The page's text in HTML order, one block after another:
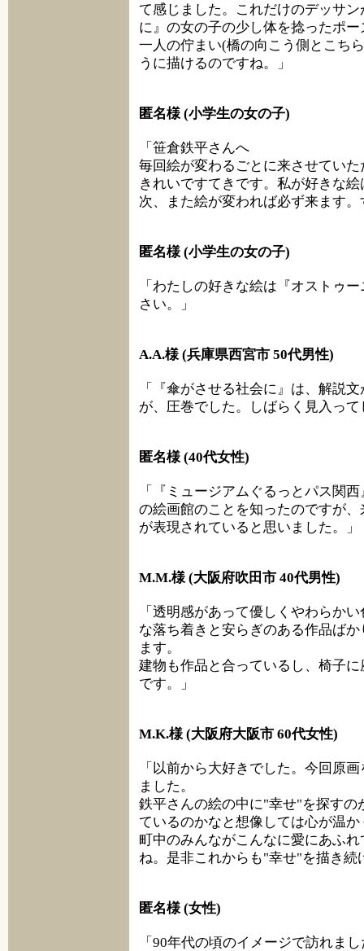
て感じました。これだけのデッサ
に』の女の子の少し体を捻ったポ
一人の佇まい(橋の向こう側とこち
うに描けるのですね。」
匿名様 (小学生の女の子)
「笹倉鉄平さんへ
毎回絵が変わるごとに来させてい
きれいですてきです。私が好きな
次、また絵が変われば必ず来ます
匿名様 (小学生の女の子)
「わたしの好きな絵は『オストゥ
さい。」
A.A.様 (兵庫県西宮市 50代男性)
「『傘がさせる社会に』は、解説
が、圧巻でした。しばらく見入っ
匿名様 (40代女性)
「『ミュージアムぐるっとパス関
の絵画館のことを知ったのですが
が表現されていると思いました。」
M.M.様 (大阪府吹田市 40代男性)
「透明感があって優しくやわらか
な落ち着きと安らぎのある作品ば
ます。
建物も作品と合っているし、椅子
です。」
M.K.様 (大阪府大阪市 60代女性)
「以前から大好きでした。今回原
ました。
鉄平さんの絵の中に"幸せ"を探す
ているのかなと想像しては心が温
町中のみんながこんなに愛にあふ
ね。是非これからも"幸せ"を描き続
匿名様 (女性)
「90年代の頃のイメージで訪れま